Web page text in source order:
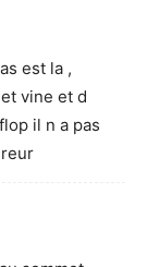
est la ,
vine et d
il n a pas